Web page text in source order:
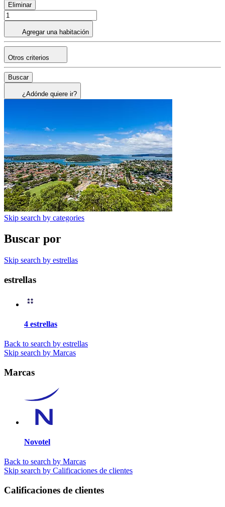
Eliminar
Agregar una habitación
Otros criterios
Buscar
¿Adónde quiere ir?
Skip search by categories
Buscar por
Skip search by estrellas
estrellas
4 estrellas
Back to search by estrellas
Skip search by Marcas
Marcas
Novotel
Back to search by Marcas
Skip search by Calificaciones de clientes
Calificaciones de clientes